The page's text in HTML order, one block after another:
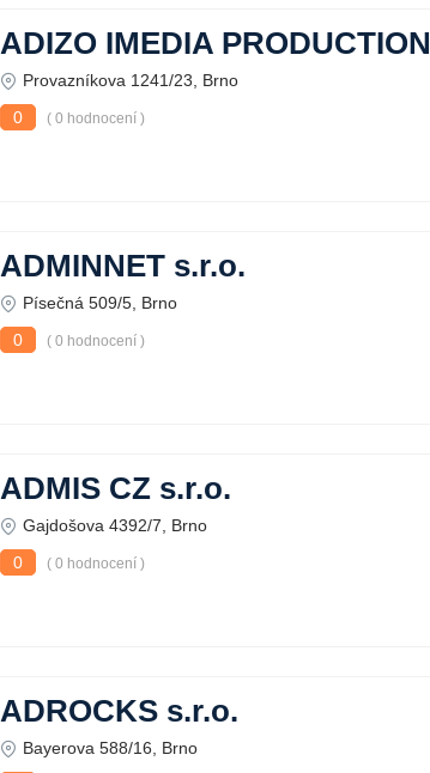
ADIZO IMEDIA PRODUCTION
Provazníkova 1241/23, Brno
0
( 0 hodnocení )
ADMINNET s.r.o.
Písečná 509/5, Brno
0
( 0 hodnocení )
ADMIS CZ s.r.o.
Gajdošova 4392/7, Brno
0
( 0 hodnocení )
ADROCKS s.r.o.
Bayerova 588/16, Brno